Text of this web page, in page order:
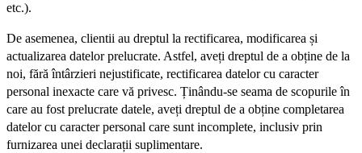
etc.).
De asemenea, clientii au dreptul la rectificarea, modificarea și
actualizarea datelor prelucrate. Astfel, aveți dreptul de a obține de la
noi, fără întârzieri nejustificate, rectificarea datelor cu caracter
personal inexacte care vă privesc. Ținându-se seama de scopurile în
care au fost prelucrate datele, aveți dreptul de a obține completarea
datelor cu caracter personal care sunt incomplete, inclusiv prin
furnizarea unei declarații suplimentare.